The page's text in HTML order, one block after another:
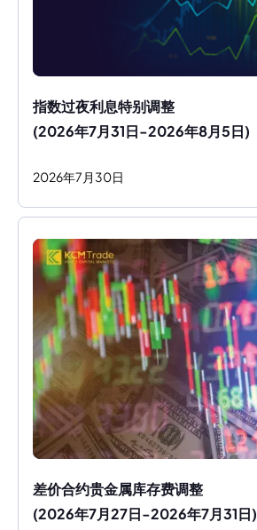
指数过夜利息特别调整
(2026年7月31日-2026年8月5日)
2026年7 月 30日
差价合约贵金属库存费调整
(2026年7月27日-2026年7月31日)